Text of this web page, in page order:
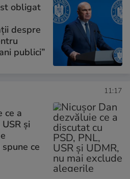
obligat
despre
publici”
11:17
ce a
și
ce